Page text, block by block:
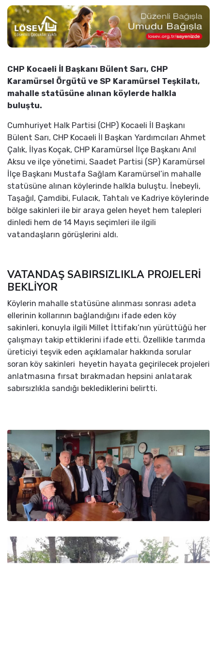
CHP Kocaeli İl Başkanı Bülent Sarı, CHP
Karamürsel Örgütü ve SP Karamürsel Teşkilatı,
mahalle statüsüne alınan köylerde halkla
buluştu.
Cumhuriyet Halk Partisi (CHP) Kocaeli İl Başkanı
Bülent Sarı, CHP Kocaeli İl Başkan Yardımcıları Ahmet
Çalık, İlyas Koçak, CHP Karamürsel İlçe Başkanı Anıl
Aksu ve ilçe yönetimi, Saadet Partisi (SP) Karamürsel
İlçe Başkanı Mustafa Sağlam Karamürsel’in mahalle
statüsüne alınan köylerinde halkla buluştu. İnebeyli,
Taşağıl, Çamdibi, Fulacık, Tahtalı ve Kadriye köylerinde
bölge sakinleri ile bir araya gelen heyet hem talepleri
dinledi hem de 14 Mayıs seçimleri ile ilgili
vatandaşların görüşlerini aldı.
VATANDAŞ SABIRSIZLIKLA PROJELERİ
BEKLİYOR
Köylerin mahalle statüsüne alınması sonrası adeta
ellerinin kollarının bağlandığını ifade eden köy
sakinleri, konuyla ilgili Millet İttifakı’nın yürüttüğü her
çalışmayı takip ettiklerini ifade etti. Özellikle tarımda
üreticiyi teşvik eden açıklamalar hakkında sorular
soran köy sakinleri heyetin hayata geçirilecek projeleri
anlatmasına fırsat bırakmadan hepsini anlatarak
sabırsızlıkla sandığı beklediklerini belirtti.